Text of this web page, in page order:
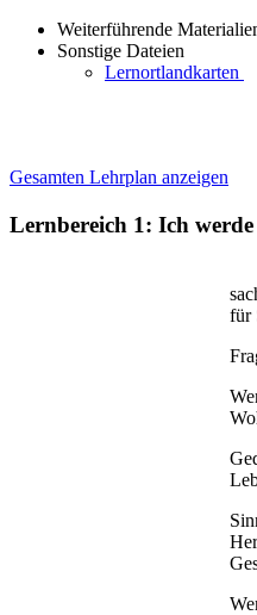
Weiterführende
Sonstige Dateien
Lernortlandkarten
Gesamten Lehrplan anzeigen
Lernbereich 1: Ich werde
für